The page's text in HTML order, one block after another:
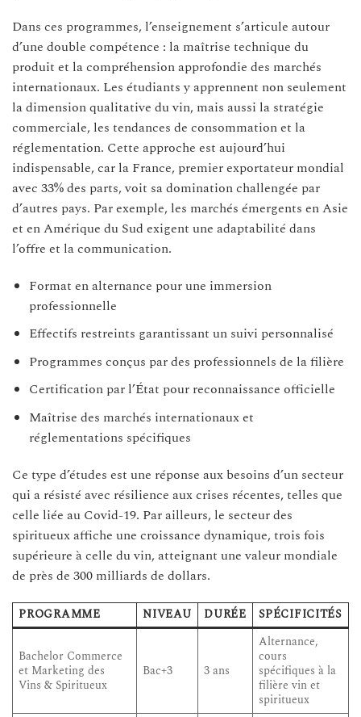
Dans ces programmes, l’enseignement s’articule autour
d’une double compétence : la maîtrise technique du
produit et la compréhension approfondie des marchés
internationaux. Les étudiants y apprennent non seulement
la dimension qualitative du vin, mais aussi la stratégie
commerciale, les tendances de consommation et la
réglementation. Cette approche est aujourd’hui
indispensable, car la France, premier exportateur mondial
avec 33% des parts, voit sa domination challengée par
d’autres pays. Par exemple, les marchés émergents en Asie
et en Amérique du Sud exigent une adaptabilité dans
l’offre et la communication.
Format en alternance pour une immersion
professionnelle
Effectifs restreints garantissant un suivi personnalisé
Programmes conçus par des professionnels de la filière
Certification par l’État pour reconnaissance officielle
Maîtrise des marchés internationaux et
réglementations spécifiques
Ce type d’études est une réponse aux besoins d’un secteur
qui a résisté avec résilience aux crises récentes, telles que
celle liée au Covid-19. Par ailleurs, le secteur des
spiritueux affiche une croissance dynamique, trois fois
supérieure à celle du vin, atteignant une valeur mondiale
de près de 300 milliards de dollars.
PROGRAMME NIVEAU DURÉE SPÉCIFICITÉS
Bachelor Commerce
et Marketing des
Vins & Spiritueux
Bac+3 3 ans
Alternance,
cours
spécifiques à la
filière vin et
spiritueux